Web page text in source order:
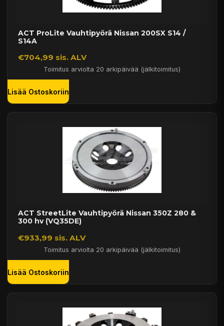
ACT ProLite Vauhtipyörä Nissan 200SX S14 /
S14A
€704,99 sis. ALV
Toimitus arviolta 20 arkipäivää (jälkitoimitus)
Lisää Ostoskoriin
ACT StreetLite Vauhtipyörä Nissan 350Z 280 &
300 hv (VQ35DE)
€933,99 sis. ALV
Toimitus arviolta 20 arkipäivää (jälkitoimitus)
Lisää Ostoskoriin